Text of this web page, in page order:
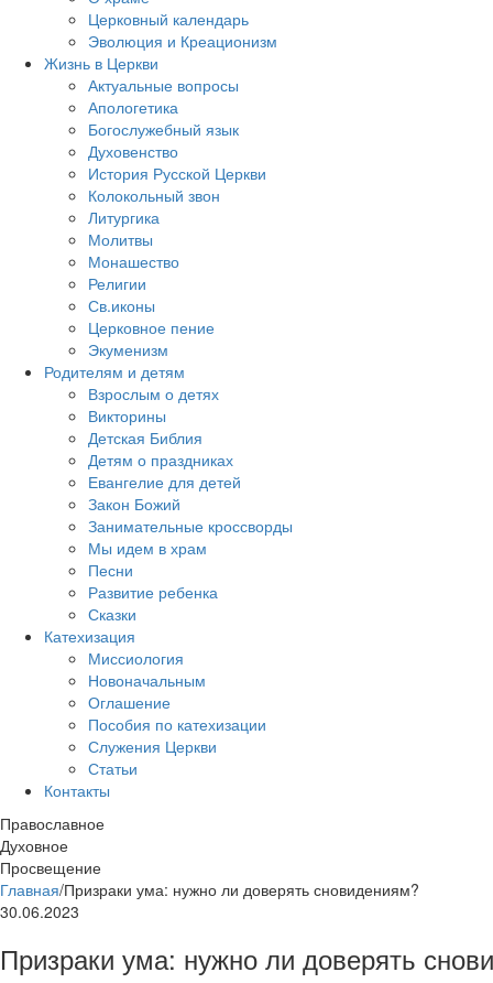
Церковный календарь
Эволюция и Креационизм
Жизнь в Церкви
Актуальные вопросы
Апологетика
Богослужебный язык
Духовенство
История Русской Церкви
Колокольный звон
Литургика
Молитвы
Монашество
Религии
Св.иконы
Церковное пение
Экуменизм
Родителям и детям
Взрослым о детях
Викторины
Детская Библия
Детям о праздниках
Евангелие для детей
Закон Божий
Занимательные кроссворды
Мы идем в храм
Песни
Развитие ребенка
Сказки
Катехизация
Миссиология
Новоначальным
Оглашение
Пособия по катехизации
Служения Церкви
Статьи
Контакты
Православное
Духовное
Просвещение
Главная/Призраки ума: нужно ли доверять сновидениям?
30.06.2023
Призраки ума: нужно ли доверять